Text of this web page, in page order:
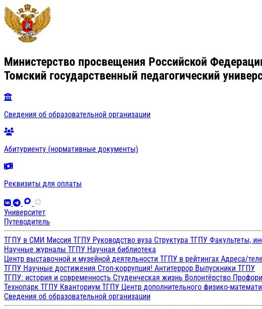
Министерство просвещения Российской
Томский государственный педагогический
Сведения об образовательной организации
Абитуриенту (нормативные документы)
Реквизиты для оплаты
Университет
Путеводитель
ТГПУ в СМИ Миссия ТГПУ Руководство вуза Структура ТГПУ Факультеты,
Научные журналы ТГПУ Научная библиотека
Центр выставочной и музейной деятельности ТГПУ в рейтингах Адреса/
ТГПУ Научные достижения Стоп-коррупция! Антитеррор Выпускники ТГПУ
ТГПУ: история и современность Студенческая жизнь Волонтёрство
Технопарк ТГПУ Кванториум ТГПУ Центр дополнительного физико-
Сведения об образовательной организации